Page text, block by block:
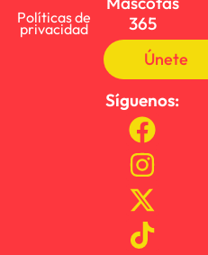
Políticas de
privacidad
365
Únete
Síguenos: